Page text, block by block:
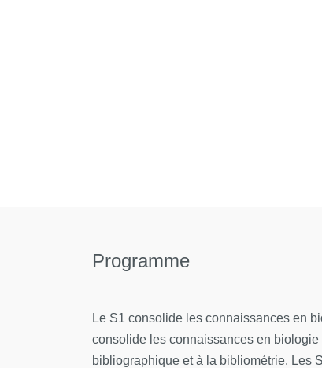
- Gérer des contextes professionnels ou
- Prendre des responsabilités pour
professionnelles et/ou pour réviser la
Programme
Le S1 consolide les connaissances en
consolide les connaissances en
bibliographique et à la bibliométrie. Les